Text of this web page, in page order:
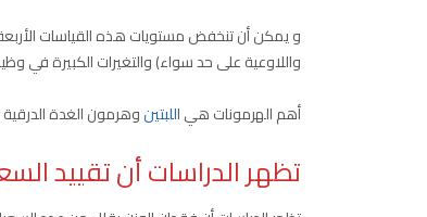
و يمكن أن تنخفض مستويات هذه القياسات
واللاوعية على حد سواء) والتغيرات الكبيرة في
أهم الهرمونات هي اللبتينوهرمون الغدة
تظهر الدراسات أن تقييد